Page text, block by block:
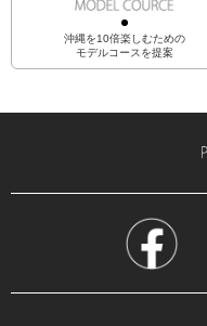
沖縄を10倍楽しむための
モデルコースを提案